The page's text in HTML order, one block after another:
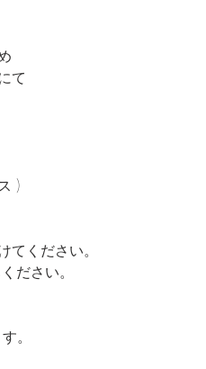
て
)
ください。
ださい。
。